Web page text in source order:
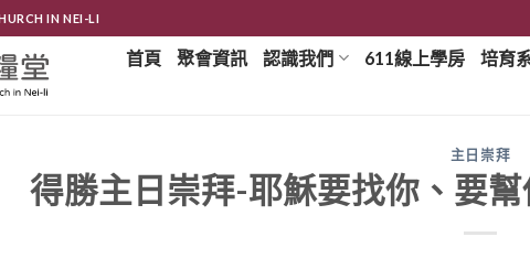
IN NEI-LI
首頁 聚會資訊 認識我們 611線上學房 培育
主日崇拜
得勝主日崇拜-耶穌要找你、要